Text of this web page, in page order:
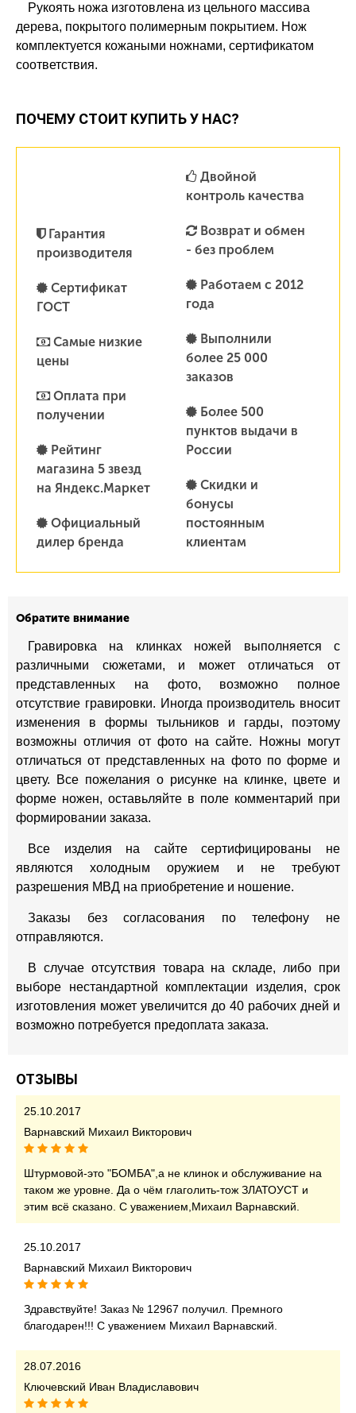
Рукоять ножа изготовлена из цельного массива
дерева, покрытого полимерным покрытием. Нож
комплектуется кожаными ножнами, сертификатом
соответствия.
ПОЧЕМУ СТОИТ КУПИТЬ У НАС?
Гарантия
производителя
Сертификат
ГОСТ
Самые низкие
цены
Оплата при
получении
Рейтинг
магазина 5 звезд
на Яндекс.Маркет
Официальный
дилер бренда
Двойной
контроль качества
Возврат и обмен
- без проблем
Работаем с 2012
года
Выполнили
более 25 000
заказов
Более 500
пунктов выдачи в
России
Скидки и
бонусы
постоянным
клиентам
Обратите внимание
Гравировка на клинках ножей выполняется с
различными сюжетами, и может отличаться от
представленных на фото, возможно полное
отсутствие гравировки. Иногда производитель вносит
изменения в формы тыльников и гарды, поэтому
возможны отличия от фото на сайте. Ножны могут
отличаться от представленных на фото по форме и
цвету. Все пожелания о рисунке на клинке, цвете и
форме ножен, оставьляйте в поле комментарий при
формировании заказа.
Все изделия на сайте сертифицированы не
являются холодным оружием и не требуют
разрешения МВД на приобретение и ношение.
Заказы без согласования по телефону не
отправляются.
В случае отсутствия товара на складе, либо при
выборе нестандартной комплектации изделия, срок
изготовления может увеличится до 40 рабочих дней и
возможно потребуется предоплата заказа.
ОТЗЫВЫ
25.10.2017
Варнавский Михаил Викторович
Штурмовой-это "БОМБА",а не клинок и обслуживание на
таком же уровне. Да о чём глаголить-тож ЗЛАТОУСТ и
этим всё сказано. С уважением,Михаил Варнавский.
25.10.2017
Варнавский Михаил Викторович
Здравствуйте! Заказ № 12967 получил. Премного
благодарен!!! С уважением Михаил Варнавский.
28.07.2016
Ключевский Иван Владиславович